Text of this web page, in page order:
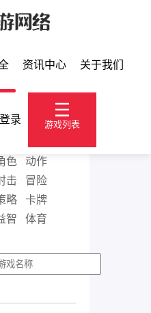
资讯中心 关于我们
登录 游戏列表
色
动作
击
冒险
略
卡牌
智
体育